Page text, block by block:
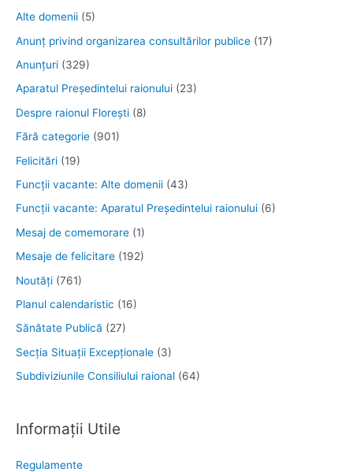
Alte domenii (5)
Anunţ privind organizarea consultărilor publice (17)
Anunţuri (329)
Aparatul Preşedintelui raionului (23)
Despre raionul Floreşti (8)
Fără categorie (901)
Felicitări (19)
Funcţii vacante: Alte domenii (43)
Funcții vacante: Aparatul Președintelui raionului (6)
Mesaj de comemorare (1)
Mesaje de felicitare (192)
Noutăţi (761)
Planul calendaristic (16)
Sănătate Publică (27)
Secția Situații Excepționale (3)
Subdiviziunile Consiliului raional (64)
Informații Utile
Regulamente